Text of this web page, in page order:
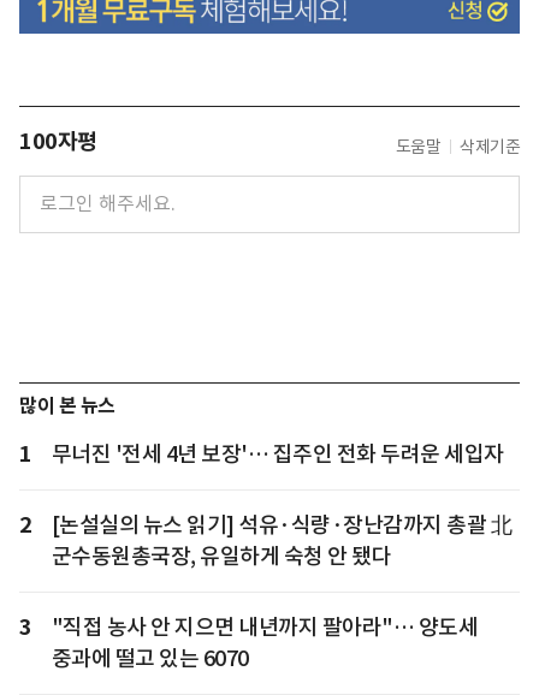
100자평 도움말 삭제기준
많이 본 뉴스
1 무너진 '전세 4년 보장'… 집주인 전화 두려운 세입자
2
[논설실의 뉴스 읽기] 석유·식량·장난감까지 총괄 北
군수동원총국장, 유일하게 숙청 안 됐다
3
"직접 농사 안 지으면 내년까지 팔아라"… 양도세
중과에 떨고 있는 6070